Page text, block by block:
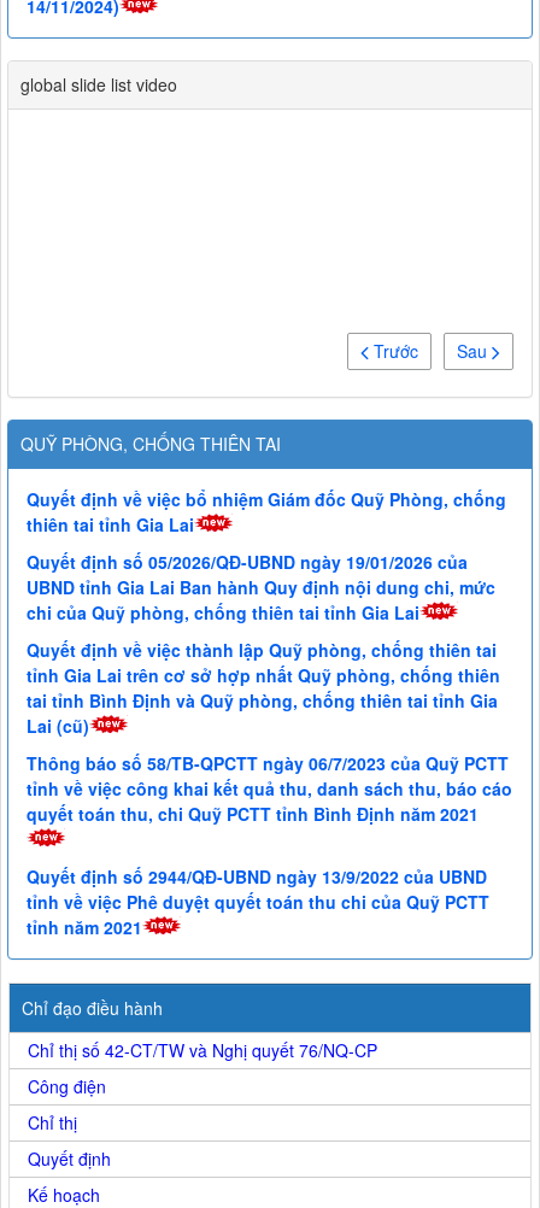
14/11/2024)
global slide list video
Sau
Trước
QUỸ PHÒNG, CHỐNG THIÊN TAI
Quyết định về việc bổ nhiệm Giám đốc Quỹ Phòng, chống
thiên tai tỉnh Gia Lai
Quyết định số 05/2026/QĐ-UBND ngày 19/01/2026 của
UBND tỉnh Gia Lai Ban hành Quy định nội dung chi, mức
chi của Quỹ phòng, chống thiên tai tỉnh Gia Lai
Quyết định về việc thành lập Quỹ phòng, chống thiên tai
tỉnh Gia Lai trên cơ sở hợp nhất Quỹ phòng, chống thiên
tai tỉnh Bình Định và Quỹ phòng, chống thiên tai tỉnh Gia
Lai (cũ)
Thông báo số 58/TB-QPCTT ngày 06/7/2023 của Quỹ PCTT
tỉnh về việc công khai kết quả thu, danh sách thu, báo cáo
quyết toán thu, chi Quỹ PCTT tỉnh Bình Định năm 2021
Quyết định số 2944/QĐ-UBND ngày 13/9/2022 của UBND
tỉnh về việc Phê duyệt quyết toán thu chi của Quỹ PCTT
tỉnh năm 2021
Chỉ đạo điều hành
Chỉ thị số 42-CT/TW và Nghị quyết 76/NQ-CP
Công điện
Chỉ thị
Quyết định
Kế hoạch